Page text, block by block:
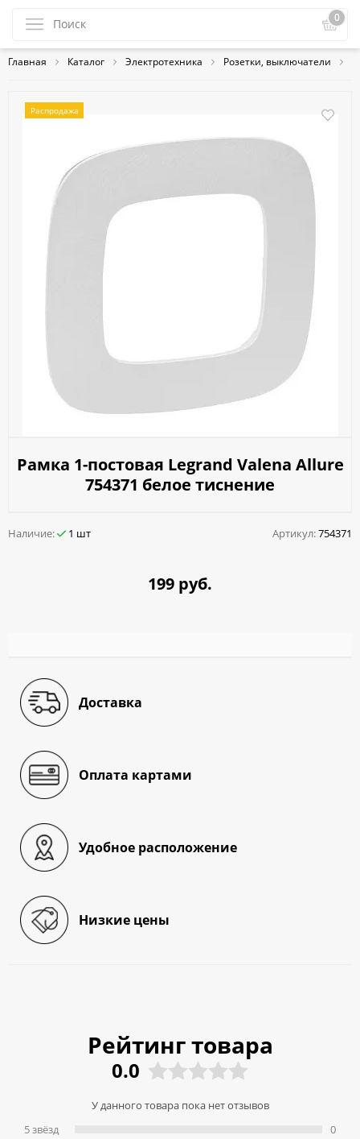
0
Главная Каталог Электротехника Розетки, выключатели
Распродажа
Рамка 1-постовая Legrand Valena Allure
754371 белое тиснение
Наличие: 1 шт Артикул:754371
199 руб.
Доставка
Оплата картами
Удобное расположение
Низкие цены
Рейтинг товара
0.0
У данного товара пока нет отзывов
5 звёзд
0